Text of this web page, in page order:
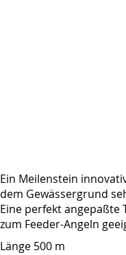
Ein Meilenstein
dem Gewässergrund
Eine perfekt angepaßte
zum Feeder-Angeln
Länge 500 m